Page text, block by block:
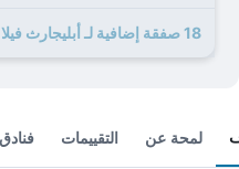
18 صفقة إضافية لـ أبليجارث فيلا هوتل
لمحة عن التقييمات